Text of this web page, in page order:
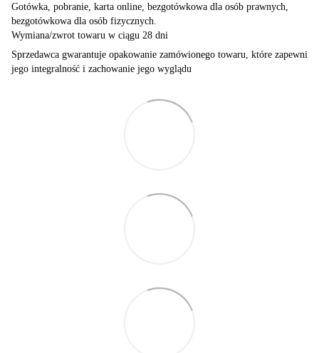
Gotówka, pobranie, karta online, bezgotówkowa dla osób prawnych,
bezgotówkowa dla osób fizycznych.
Wymiana/zwrot towaru w ciągu 28 dni
Sprzedawca gwarantuje opakowanie zamówionego towaru, które zapewni
jego integralność i zachowanie jego wyglądu